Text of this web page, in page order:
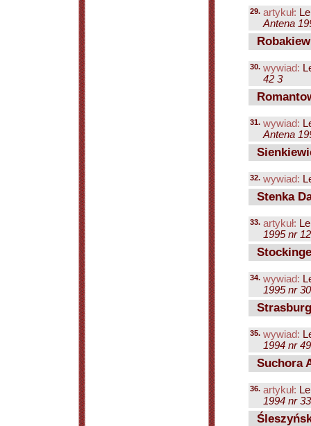
29. artykuł:
Antena
30. wywiad:
42 3
31. wywiad:
Antena
32. wywiad:
Stenka
33. artykuł:
1995 nr
34. wywiad:
1995 nr
35. wywiad:
1994 nr
Suchora
36. artykuł:
1994 nr